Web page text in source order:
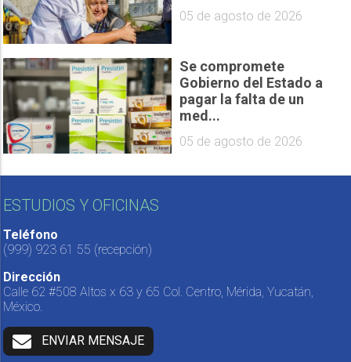
05 de agosto de 2026
Se compromete
Gobierno del Estado a
pagar la falta de un
med...
05 de agosto de 2026
ESTUDIOS Y OFICINAS
Teléfono
(999) 923 61 55 (recepción)
Dirección
Calle 62 #508 Altos x 63 y 65 Col. Centro, Mérida, Yucatán,
México.
ENVIAR MENSAJE